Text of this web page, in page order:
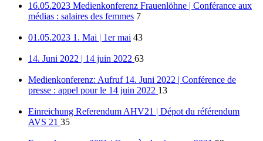
16.05.2023 Medienkonferenz Frauenlöhne | Conférance aux
médias : salaires des femmes 7
01.05.2023 1. Mai | 1er mai 43
14. Juni 2022 | 14 juin 2022 63
Medienkonferenz: Aufruf 14. Juni 2022 | Conférence de
presse : appel pour le 14 juin 2022 13
Einreichung Referendum AHV21 | Dépot du référendum
AVS 21 35